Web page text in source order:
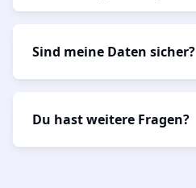
Sind meine Daten sicher?
Du hast weitere Fragen?